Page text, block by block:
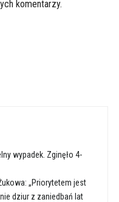
komentarzy.
wypadek. Zginęło 4-
„Priorytetem jest
dziur z zaniedbań lat